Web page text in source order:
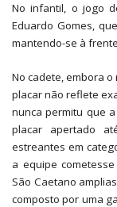
No infantil, o jogo
Eduardo Gomes,
mantendo-se à
No cadete, embora
placar não reflete
nunca permitu que
placar apertado
estreantes em
a equipe
São Caetano
composto por uma